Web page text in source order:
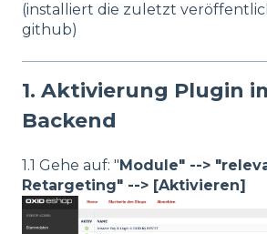
(installiert die zuletzt
github)
1. Aktivierung Plugin
Backend
1.1 Gehe auf: " Module" -->
Retargeting" --> [Aktivieren]